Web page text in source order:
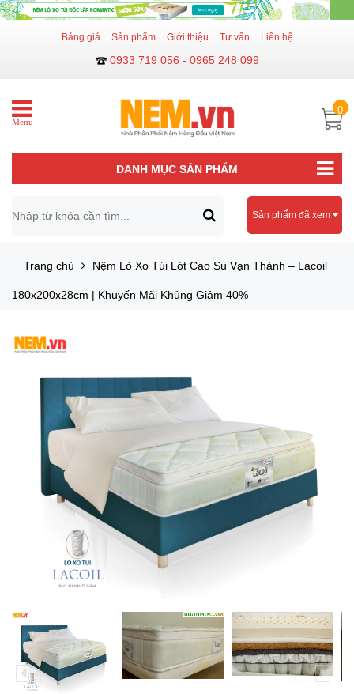
Bảng giá Sản phẩm Giới thiệu Tư vấn Liên hệ
0933 719 056 - 0965 248 099
Menu
0
DANH MỤC SẢN PHẨM
Sản phẩm đã xem
Trang chủ Nệm Lò Xo Túi Lót Cao Su Vạn Thành – Lacoil
180x200x28cm | Khuyến Mãi Khủng Giảm 40%